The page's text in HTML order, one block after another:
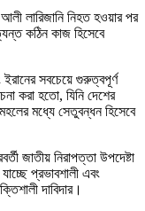
আলী লারিজানি নিহত হওয়ার পর
কঠিন কাজ হিসেবে
ইরানের সবচেয়ে গুরুত্বপূর্ণ
করা হতো, যিনি দেশের
মধ্যে সেতুবন্ধন হিসেবে
জাতীয় নিরাপত্তা উপদেষ্টা
প্রভাবশালী এবং
দাবিদার।